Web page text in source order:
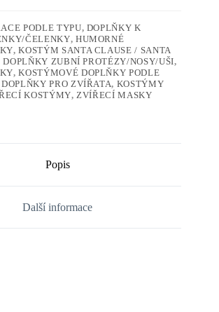
PODLE TYPU, DOPLŇKY K
ČELENKY, HUMORNÉ
,KOSTÝM SANTA CLAUSE / SANTA
ZUBNÍ PROTÉZY/NOSY/UŠI,
,KOSTÝMOVÉ DOPLŇKY PODLE
PRO ZVÍŘATA, KOSTÝMY
KOSTÝMY,ZVÍŘECÍ MASKY
Popis
Další informace